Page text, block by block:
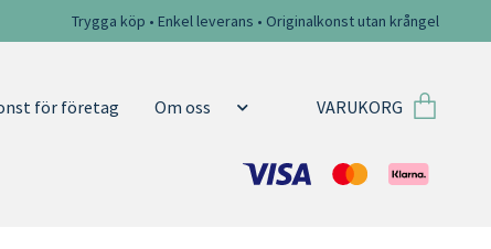
Trygga köp • Enkel leverans • Originalkonst utan krångel
för företag Om oss VARUKORG